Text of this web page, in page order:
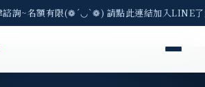
詢~名額有限(❁´◡`❁) 請點此連結加入LINE